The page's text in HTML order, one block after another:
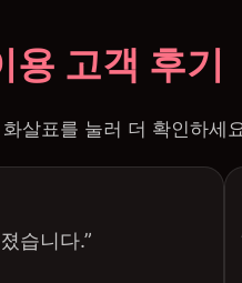
용 고객 후기
살표를 눌러 더 확인하세
습니다.”